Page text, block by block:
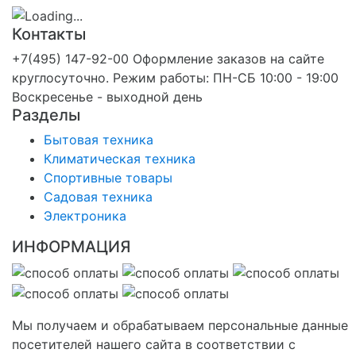
Контакты
+7(495) 147-92-00 Оформление заказов на сайте
круглосуточно. Режим работы: ПН-СБ 10:00 - 19:00
Воскресенье - выходной день
Разделы
Бытовая техника
Климатическая техника
Спортивные товары
Садовая техника
Электроника
ИНФОРМАЦИЯ
Мы получаем и обрабатываем персональные данные
посетителей нашего сайта в соответствии с